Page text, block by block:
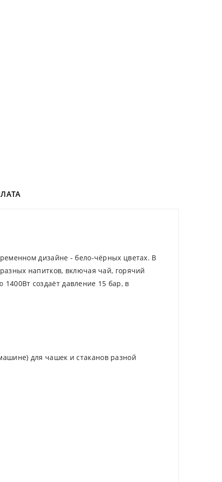
дизайне - бело-чёрных цветах. В
напитков, включая чай, горячий
создаёт давление 15 бар, в
для чашек и стаканов разной